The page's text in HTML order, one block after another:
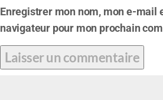
Enregistrer mon nom, mon e-mail
navigateur pour mon prochain